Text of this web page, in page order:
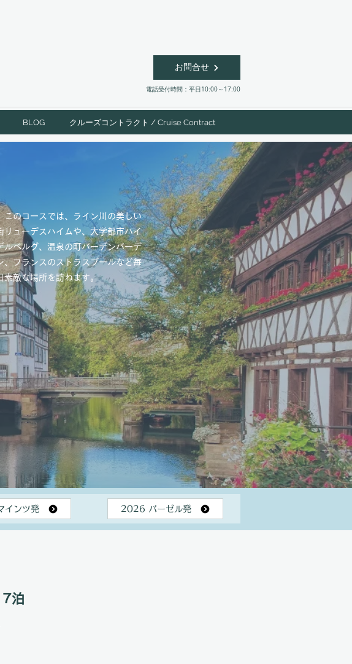
​電話受付時間：平日10:00～17:00
お問合せ
BLOG クルーズコントラクト / Cruise Contract
のコースでは、ライン川の美しい
リューデスハイムや、大学都市ハイ
ルベルグ、温泉の町バーデンバーデ
、フランスのストラスブールなど毎
素敵な場所を訪ねます。
インツ発 2026 バーゼル発
7泊